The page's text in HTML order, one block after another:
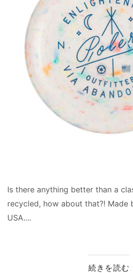
Is there anything better than a
recycled, how about that?! Made
USA....
続きを読む